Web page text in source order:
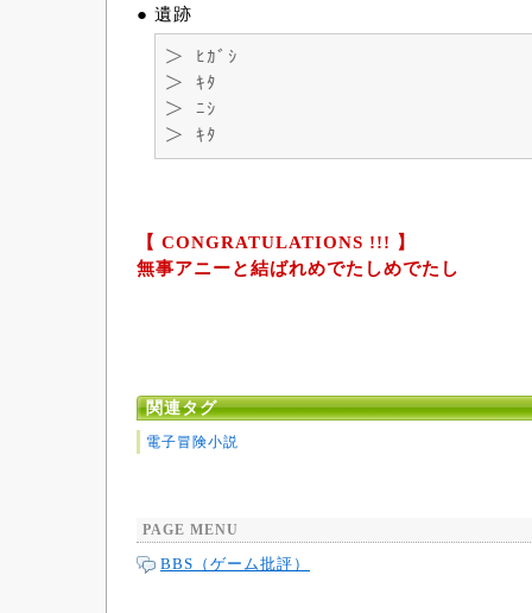
● 遺跡
＞ ﾋｶﾞｼ
＞ ｷﾀ
＞ ﾆｼ
＞ ｷﾀ
【 CONGRATULATIONS !!! 】
無事アニーと結ばれめでたしめでたし
関連タグ
電子冒険小説
PAGE MENU
BBS（ゲーム批評）